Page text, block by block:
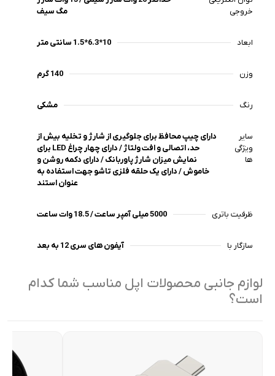
خروجی
مگ سیف
ابعاد 10*6.3*1.5 سانتی متر
وزن 140 گرم
رنگ مشکی
سایر
ویژگی
ها
دارای چیپ محافظ برای جلوگیری از شارژ و تخلیه بیش از
حد، اتصالی و افت ولتاژ / دارای چهار چراغ LED برای
نمایش میزان شارژ پاوربانک / دارای دکمه روشن و
خاموش / دارای یک حلقه فلزی تاشو جهت استفاده به
عنوان استند
ظرفیت باتری 5000 میلی آمپر ساعت / 18.5 وات ساعت
سازگار با آیفون های سری 12 به بعد
لوازم جانبی محصولات اپل مناسب شما کدام
است؟